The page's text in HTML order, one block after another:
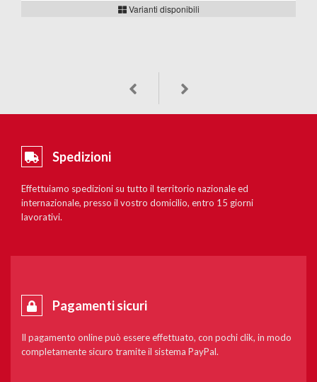
Varianti disponibili
Spedizioni
Effettuiamo spedizioni su tutto il territorio nazionale ed
internazionale, presso il vostro domicilio, entro 15 giorni
lavorativi.
Pagamenti sicuri
Il pagamento online può essere effettuato, con pochi clik, in modo
completamente sicuro tramite il sistema PayPal.